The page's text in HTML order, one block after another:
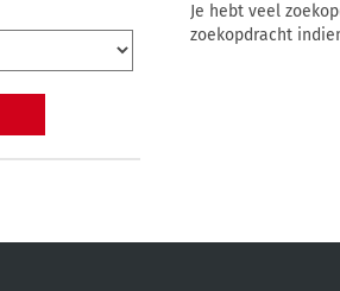
Je hebt veel
zoekopdracht